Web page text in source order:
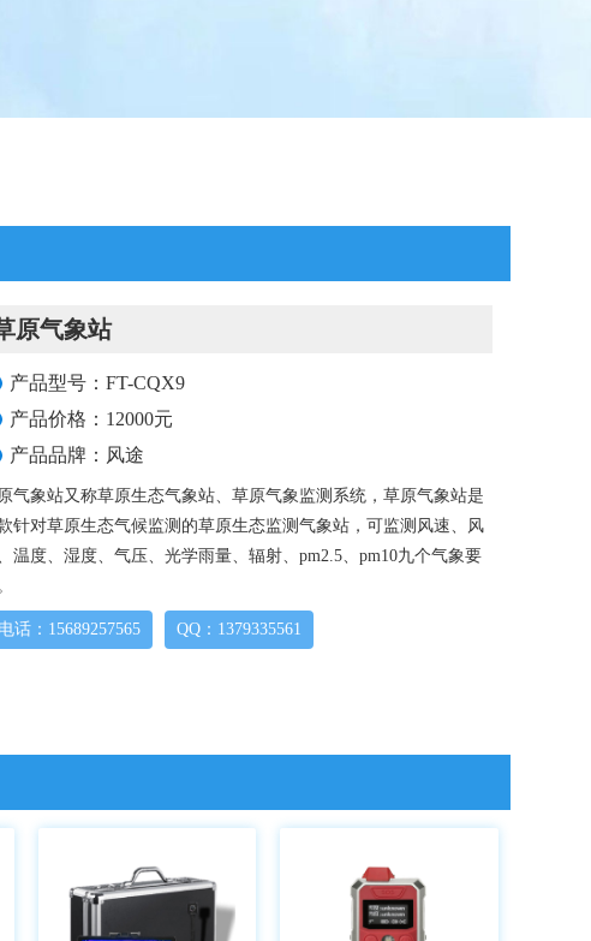
原气象站
产品型号：FT-CQX9
产品价格：12000元
产品品牌：风途
气象站又称草原生态气象站、草原气象监测系统，草原气象站是
针对草原生态气候监测的草原生态监测气象站，可监测风速、风
温度、湿度、气压、光学雨量、辐射、pm2.5、pm10九个气象要
电话：15689257565 QQ：1379335561